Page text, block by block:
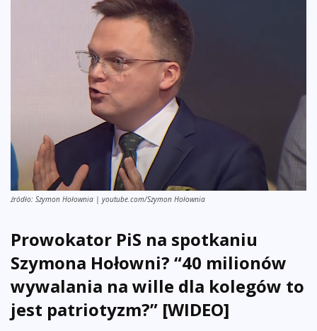
źródło: Szymon Hołownia | youtube.com/Szymon Hołownia
Prowokator PiS na spotkaniu
Szymona Hołowni? “40 milionów
wywalania na wille dla kolegów to
jest patriotyzm?” [WIDEO]